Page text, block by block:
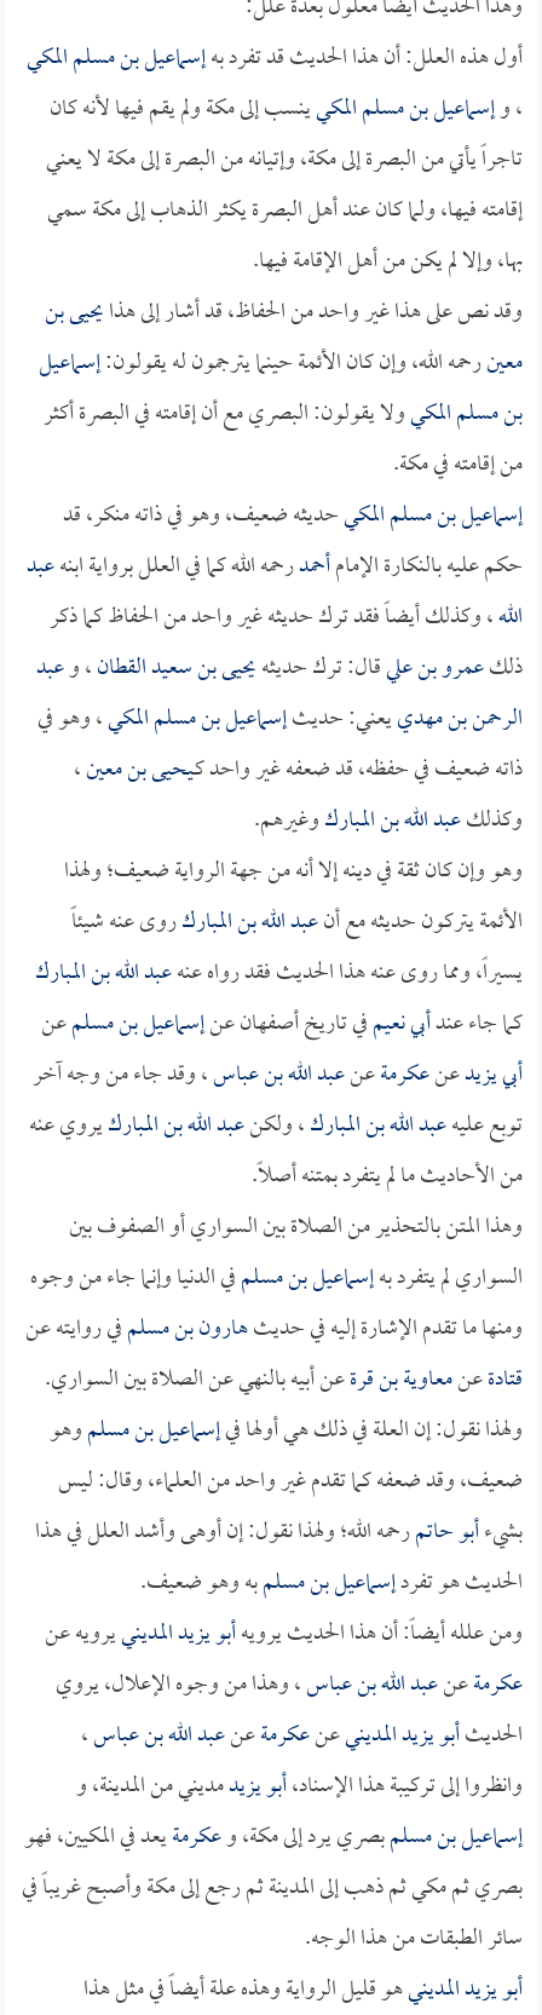
أول هذه العلل: أن هذا الحديث قد تفرد بهإسماعيل بن مسلم المكي
، وإسماعيل بن مسلم المكيينسب إلى مكة ولم يقم فيها لأنه كان
تاجراً يأتي من البصرة إلى مكة، وإتيانه من البصرة إلى مكة لا يعني
إقامته فيها، ولما كان عند أهل البصرة يكثر الذهاب إلى مكة سمي
بها، وإلا لم يكن من أهل الإقامة فيها.
وقد نص على هذا غير واحد من الحفاظ، قد أشار إلى هذايحيى بن
معينرحمه الله، وإن كان الأئمة حينما يترجمون له يقولون:إسماعيل
بن مسلم المكيولا يقولون: البصري مع أن إقامته في البصرة أكثر
من إقامته في مكة.
إسماعيل بن مسلم المكيحديثه ضعيف، وهو في ذاته منكر، قد
حكم عليه بالنكارة الإمامأحمدرحمه الله كما في العلل برواية ابنهعبد
الله، وكذلك أيضاً فقد ترك حديثه غير واحد من الحفاظ كما ذكر
ذلكعمرو بن عليقال: ترك حديثهيحيى بن سعيد القطان، وعبد
الرحمن بن مهدييعني: حديثإسماعيل بن مسلم المكي، وهو في
ذاته ضعيف في حفظه، قد ضعفه غير واحد كـيحيى بن معين،
وكذلكعبد الله بن المباركوغيرهم.
وهو وإن كان ثقة في دينه إلا أنه من جهة الرواية ضعيف؛ ولهذا
الأئمة يتركون حديثه مع أنعبد الله بن المباركروى عنه شيئاً
يسيراً، ومما روى عنه هذا الحديث فقد رواه عنهعبد الله بن المبارك
كما جاء عندأبي نعيمفي تاريخ أصفهان عنإسماعيل بن مسلمعن
أبي يزيدعنعكرمةعنعبد الله بن عباس، وقد جاء من وجه آخر
توبع عليهعبد الله بن المبارك، ولكنعبد الله بن المباركيروي عنه
من الأحاديث ما لم يتفرد بمتنه أصلاً.
وهذا المتن بالتحذير من الصلاة بين السواري أو الصفوف بين
السواري لم يتفرد بهإسماعيل بن مسلمفي الدنيا وإنما جاء من وجوه
ومنها ما تقدم الإشارة إليه في حديثهارون بن مسلمفي روايته عن
قتادةعنمعاوية بن قرةعن أبيه بالنهي عن الصلاة بين السواري.
ولهذا نقول: إن العلة في ذلك هي أولها فيإسماعيل بن مسلموهو
ضعيف، وقد ضعفه كما تقدم غير واحد من العلماء، وقال: ليس
بشيءأبو حاتمرحمه الله؛ ولهذا نقول: إن أوهى وأشد العلل في هذا
الحديث هو تفردإسماعيل بن مسلمبه وهو ضعيف.
ومن علله أيضاً: أن هذا الحديث يرويهأبو يزيد المدينييرويه عن
عكرمةعنعبد الله بن عباس، وهذا من وجوه الإعلال، يروي
الحديثأبو يزيد المدينيعنعكرمةعنعبد الله بن عباس،
وانظروا إلى تركيبة هذا الإسناد،أبو يزيدمديني من المدينة، و
إسماعيل بن مسلمبصري يرد إلى مكة، وعكرمةيعد في المكيين، فهو
بصري ثم مكي ثم ذهب إلى المدينة ثم رجع إلى مكة وأصبح غريباً في
سائر الطبقات من هذا الوجه.
أبو يزيد المدينيهو قليل الرواية وهذه علة أيضاً في مثل هذا